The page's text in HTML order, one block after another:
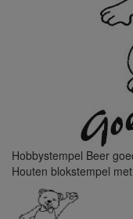
Hobbystempel Beer
Houten blokstempel